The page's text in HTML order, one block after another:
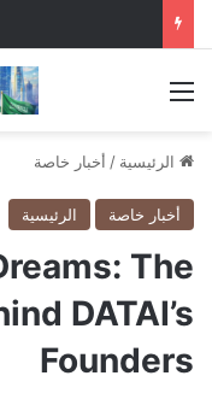
الرئيسية / أخبار خاصة
أخبار خاصة الرئيسية
The
DATAI’s
Founders